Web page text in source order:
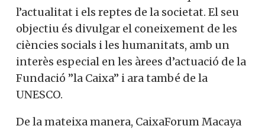
l’actualitat i els reptes de la societat. El seu
objectiu és divulgar el coneixement de les
ciències socials i les humanitats, amb un
interès especial en les àrees d’actuació de la
Fundació ”la Caixa” i ara també de la
UNESCO.
De la mateixa manera, CaixaForum Macaya